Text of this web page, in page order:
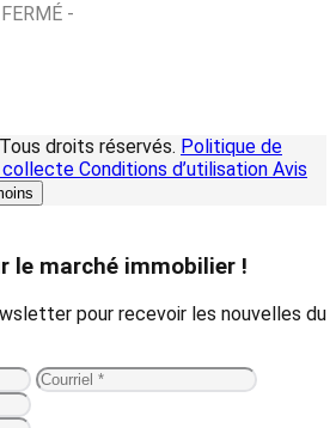
-
droits réservés. Politique de
collecte Conditions d’utilisation Avis
le marché immobilier !
pour recevoir les nouvelles du